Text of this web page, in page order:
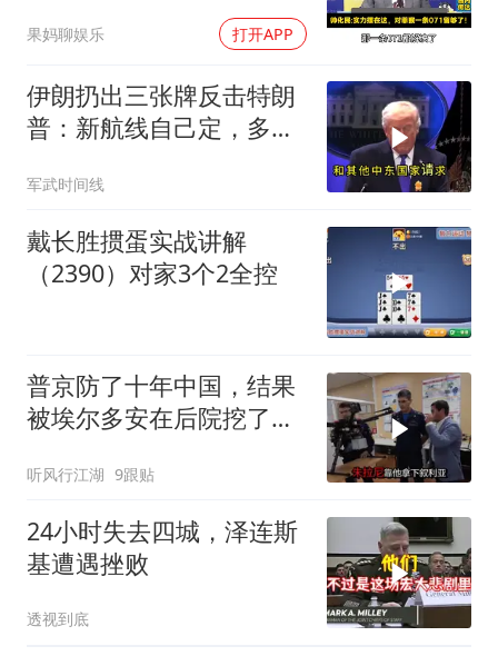
果妈聊娱乐 打开APP
伊朗扔出三张牌反击特朗
普：新航线自己定，多国
前状态
军武时间线
戴长胜掼蛋实战讲解
（2390）对家3个2全控
普京防了十年中国，结果
被埃尔多安在后院挖了墙
听风行江湖 9跟贴
24小时失去四城，泽连斯
基遭遇挫败
透视到底